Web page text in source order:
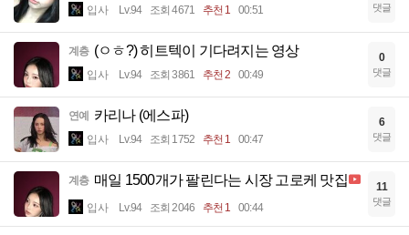
입사 Lv.94 조회 4671 추천 1 00:51 댓글
계층 (ㅇㅎ?) 히트텍이 기다려지는 영상
입사 Lv.94 조회 3861 추천 2 00:49
0
댓글
연예 카리나 (에스파)
입사 Lv.94 조회 1752 추천 1 00:47
6
댓글
계층 매일 1500개가 팔린다는 시장 고로케 맛집
입사 Lv.94 조회 2046 추천 1 00:44
11
댓글